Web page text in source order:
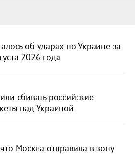
об ударах по Украине за
2026 года
сбивать российские
над Украиной
Москва отправила в зону